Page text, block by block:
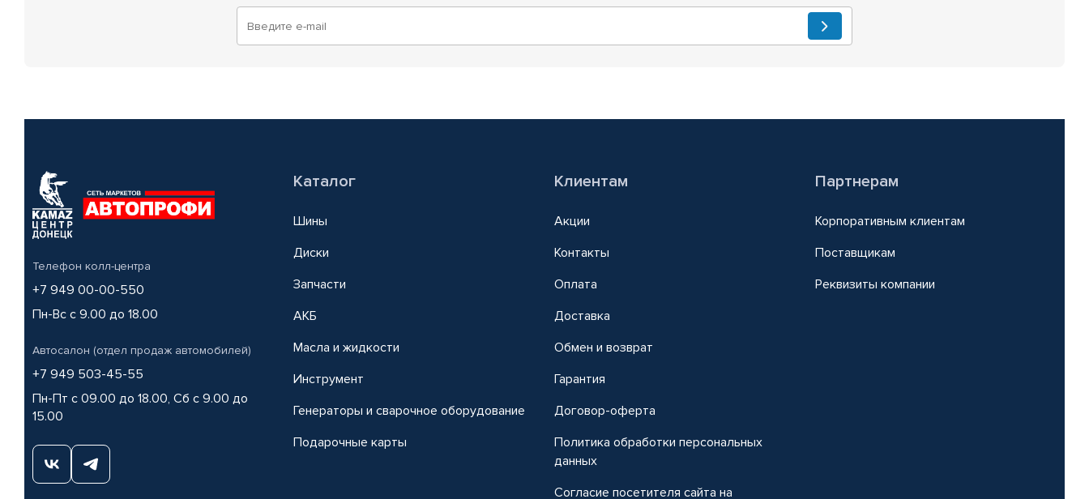
Телефон колл-центра
+7 949 00-00-550
Пн-Вс с 9.00 до 18.00
Автосалон (отдел продаж автомобилей)
+7 949 503-45-55
Пн-Пт с 09.00 до 18.00, Сб с 9.00 до
15.00
Каталог
Шины
Диски
Запчасти
АКБ
Масла и жидкости
Инструмент
Генераторы и сварочное оборудование
Подарочные карты
Клиентам
Акции
Контакты
Оплата
Доставка
Обмен и возврат
Гарантия
Договор-оферта
Политика обработки персональных
данных
Согласие посетителя сайта на
Партнерам
Корпоративным клиентам
Поставщикам
Реквизиты компании